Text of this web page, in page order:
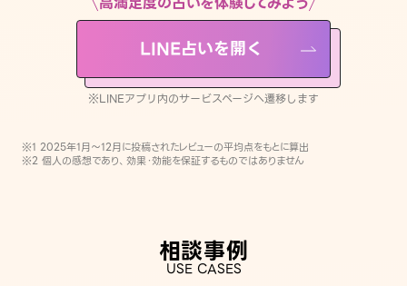
LINE占いを開く
※LINEアプリ内のサービスページへ遷移します
※1 2025年1月〜12月に投稿されたレビューの平均点をもとに算出
※2 個人の感想であり、効果・効能を保証するものではありません
相談事例
USE CASES